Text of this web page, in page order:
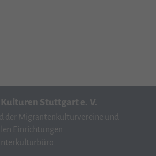
Kulturen Stuttgart e. V.
der Migrantenkulturvereine und
Einrichtungen